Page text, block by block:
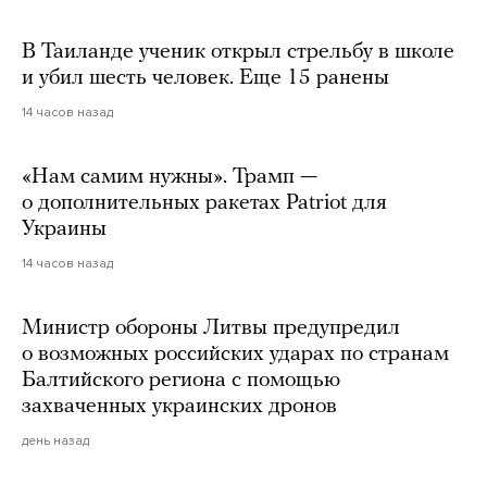
В Таиланде ученик открыл стрельбу в школе
и убил шесть человек. Еще 15 ранены
14 часов назад
«Нам самим нужны». Трамп —
о дополнительных ракетах Patriot для
Украины
14 часов назад
Министр обороны Литвы предупредил
о возможных российских ударах по странам
Балтийского региона с помощью
захваченных украинских дронов
день назад